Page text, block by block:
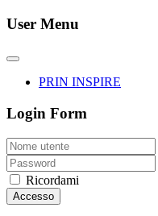
User Menu
PRIN INSPIRE
Login Form
Ricordami
Accesso